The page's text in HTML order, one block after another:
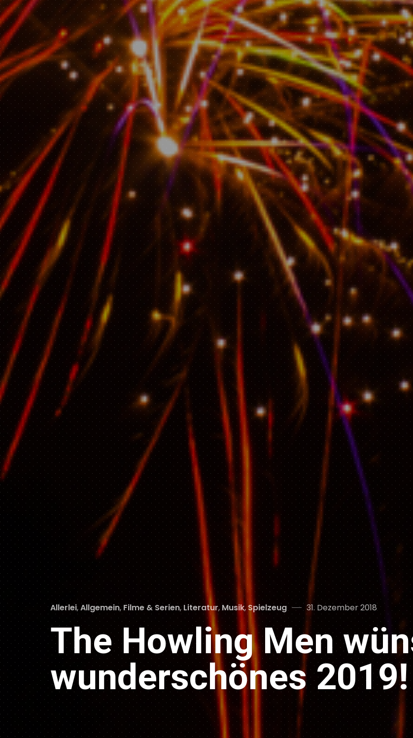
Categories
Allerlei,Allgemein,Filme & Serien, Literatur,Musik,Spielzeug
Posted
on
31. Dezember 2018
The Howling Men
wunderschönes 2019!